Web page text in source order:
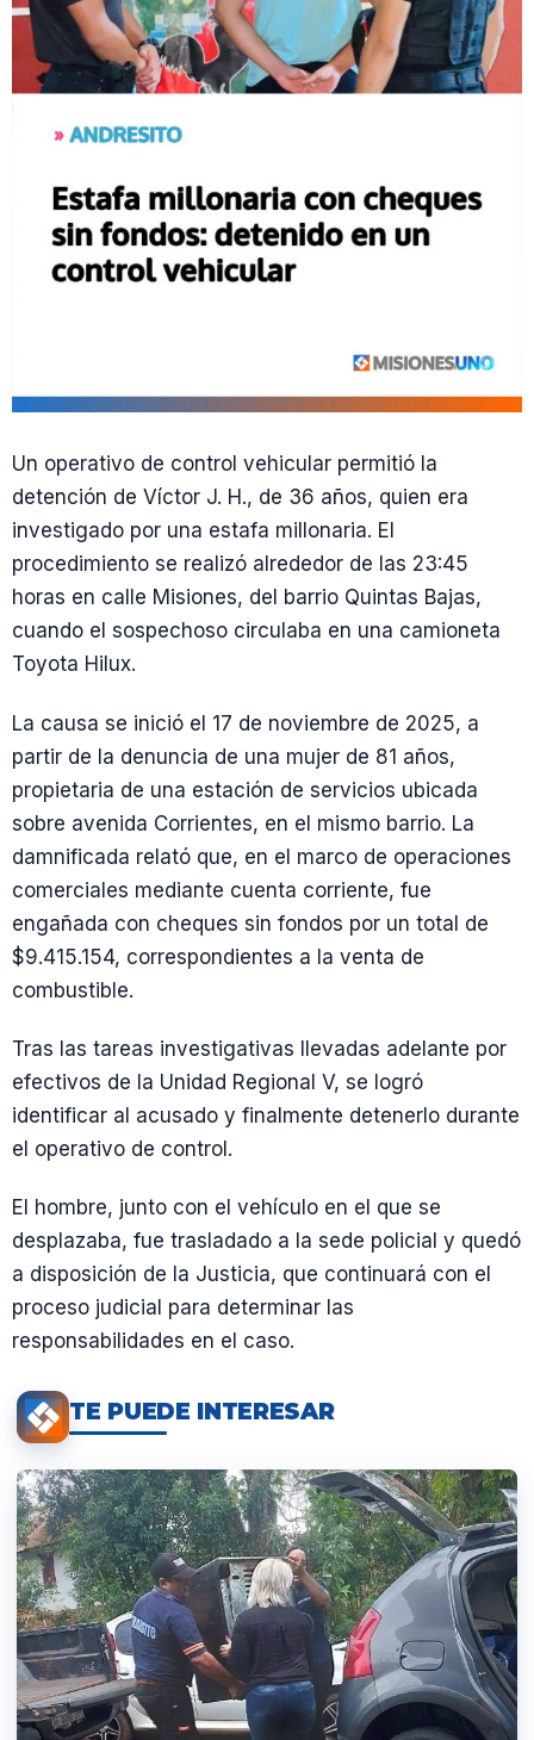
Un operativo de control vehicular permitió la
detención de Víctor J. H., de 36 años, quien era
investigado por una estafa millonaria. El
procedimiento se realizó alrededor de las 23:45
horas en calle Misiones, del barrio Quintas Bajas,
cuando el sospechoso circulaba en una camioneta
Toyota Hilux.
La causa se inició el 17 de noviembre de 2025, a
partir de la denuncia de una mujer de 81 años,
propietaria de una estación de servicios ubicada
sobre avenida Corrientes, en el mismo barrio. La
damnificada relató que, en el marco de operaciones
comerciales mediante cuenta corriente, fue
engañada con cheques sin fondos por un total de
$9.415.154, correspondientes a la venta de
combustible.
Tras las tareas investigativas llevadas adelante por
efectivos de la Unidad Regional V, se logró
identificar al acusado y finalmente detenerlo durante
el operativo de control.
El hombre, junto con el vehículo en el que se
desplazaba, fue trasladado a la sede policial y quedó
a disposición de la Justicia, que continuará con el
proceso judicial para determinar las
responsabilidades en el caso.
TE PUEDE INTERESAR